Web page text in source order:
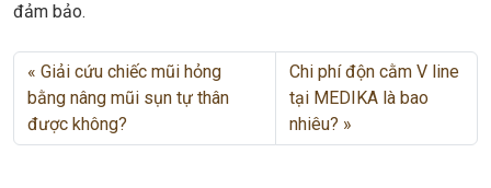
đảm bảo.
Giải cứu chiếc mũi hỏng
bằng nâng mũi sụn tự thân
được không?
Chi phí độn cằm V line
tại MEDIKA là bao
nhiêu?